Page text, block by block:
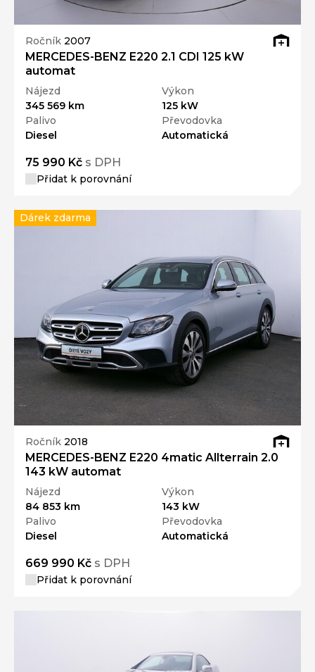
Ročník 2007
MERCEDES-BENZ E220 2.1 CDI 125 kW
automat
Nájezd
345 569 km
Výkon
125 kW
Palivo
Diesel
Převodovka
Automatická
75 990 Kč s DPH
Přidat k porovnání
Ročník 2018
MERCEDES-BENZ E220 4matic Allterrain 2.0
143 kW automat
Nájezd
84 853 km
Výkon
143 kW
Palivo
Diesel
Převodovka
Automatická
669 990 Kč s DPH
Přidat k porovnání
Dárek zdarma